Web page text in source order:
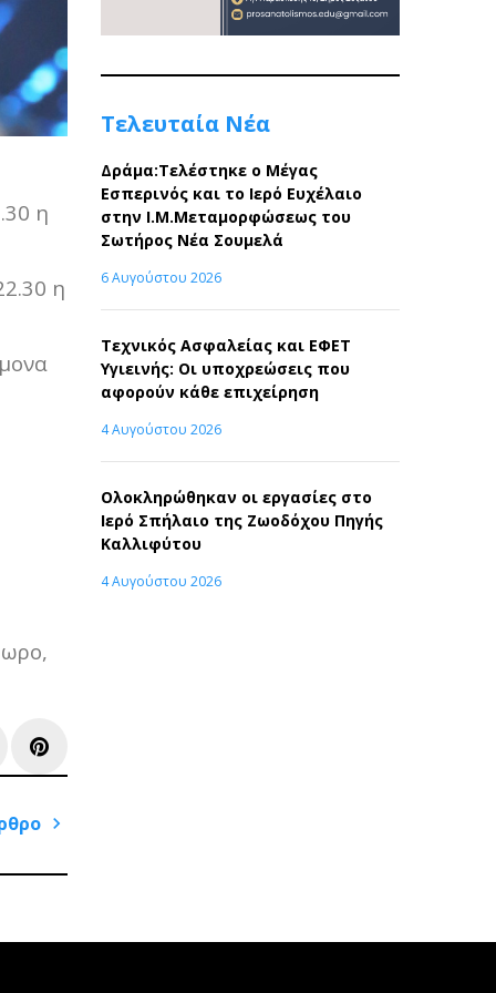
η
η
Pinterest
Τελευταία Νέα
Δράμα:Τελέστηκε ο Μέγας
Εσπερινός και το Ιερό Ευχέλαιο
στην Ι.Μ.Μεταμορφώσεως του
Σωτήρος Νέα Σουμελά
6 Αυγούστου 2026
Τεχνικός Ασφαλείας και ΕΦΕΤ
Υγιεινής: Οι υποχρεώσεις που
αφορούν κάθε επιχείρηση
4 Αυγούστου 2026
Ολοκληρώθηκαν οι εργασίες στο
Ιερό Σπήλαιο της Ζωοδόχου Πηγής
Καλλιφύτου
4 Αυγούστου 2026